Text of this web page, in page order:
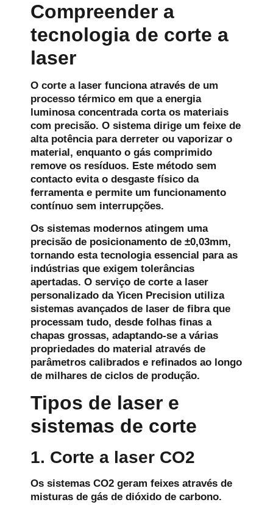
Compreender a
tecnologia de corte a
laser
O corte a laser funciona através de um
processo térmico em que a energia
luminosa concentrada corta os materiais
com precisão. O sistema dirige um feixe de
alta potência para derreter ou vaporizar o
material, enquanto o gás comprimido
remove os resíduos. Este método sem
contacto evita o desgaste físico da
ferramenta e permite um funcionamento
contínuo sem interrupções.
Os sistemas modernos atingem uma
precisão de posicionamento de ±0,03mm,
tornando esta tecnologia essencial para as
indústrias que exigem tolerâncias
apertadas. O serviço de corte a laser
personalizado da Yicen Precision utiliza
sistemas avançados de laser de fibra que
processam tudo, desde folhas finas a
chapas grossas, adaptando-se a várias
propriedades do material através de
parâmetros calibrados e refinados ao longo
de milhares de ciclos de produção.
Tipos de laser e
sistemas de corte
1. Corte a laser CO2
Os sistemas CO2 geram feixes através de
misturas de gás de dióxido de carbono.